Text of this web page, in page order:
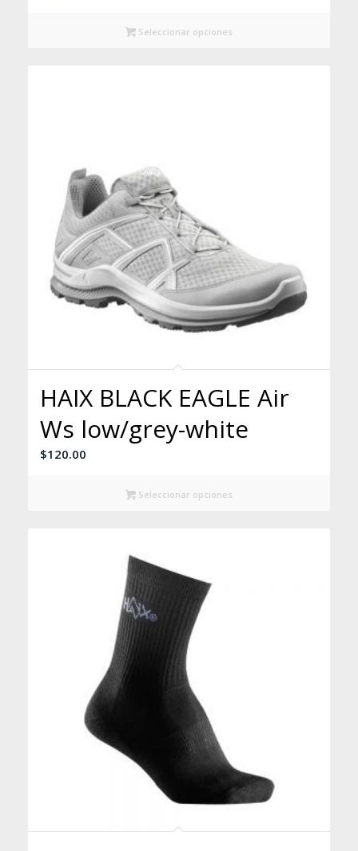
Seleccionar opciones
HAIX BLACK EAGLE Air
Ws low/grey-white
$120.00
Seleccionar opciones